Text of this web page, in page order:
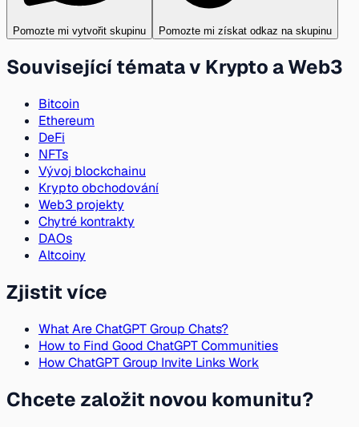
Pomozte mi vytvořit skupinu Pomozte mi získat odkaz na skupinu
Související témata v Krypto a Web3
Bitcoin
Ethereum
DeFi
NFTs
Vývoj blockchainu
Krypto obchodování
Web3 projekty
Chytré kontrakty
DAOs
Altcoiny
Zjistit více
What Are ChatGPT Group Chats?
How to Find Good ChatGPT Communities
How ChatGPT Group Invite Links Work
Chcete založit novou komunitu?